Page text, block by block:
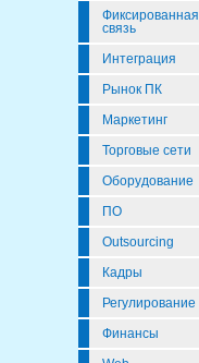
Фиксированная
связь
Интеграция
Рынок ПК
Маркетинг
Торговые сети
Оборудование
ПО
Outsourcing
Кадры
Регулирование
Финансы